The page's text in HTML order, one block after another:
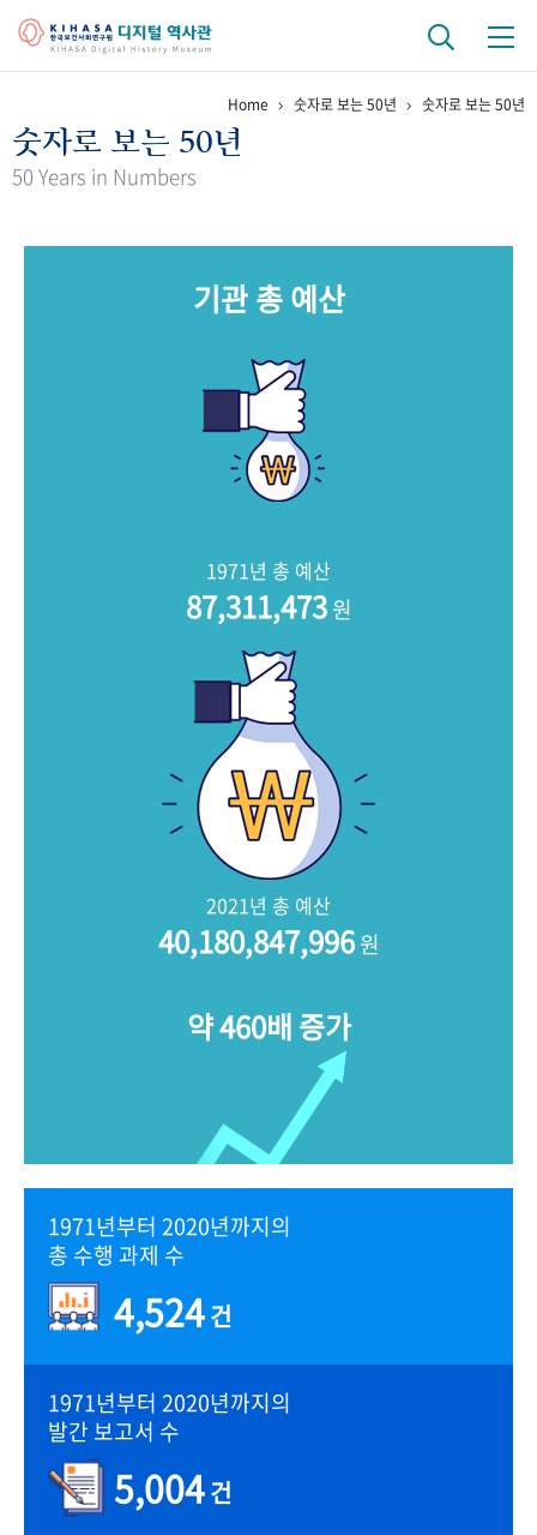
걸어온 길 기관 변천사 역대 기관장
키워드로 보는 연구 역사
문서 기록물 행정박물
Home 숫자로 보는 50년 숫자로 보는 50년
숫자로 보는 50년
50 Years in Numbers
기관 총 예산
1971년 총 예산
87,311,473원
2021년 총 예산
40,180,847,996원
약 460배 증가
1971년부터 2020년까지의
총 수행 과제 수
4,524건
1971년부터 2020년까지의
발간 보고서 수
5,004건